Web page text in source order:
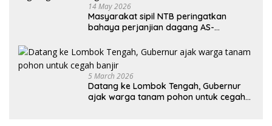
14 May 2026
Masyarakat sipil NTB peringatkan
bahaya perjanjian dagang AS-
korbankan lingkungan dan warga lokal
5 March 2026
Datang ke Lombok Tengah, Gubernur
ajak warga tanam pohon untuk cegah